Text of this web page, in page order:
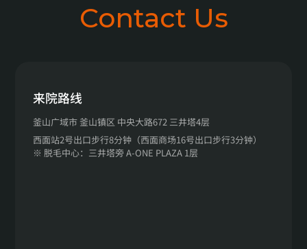
Contact Us
来院路线
釜山广域市 釜山镇区 中央大路672 三井塔4层
西面站2号出口步行8分钟（西面商场16号出口步行3分钟）
※ 脱毛中心：三井塔旁 A-ONE PLAZA 1层